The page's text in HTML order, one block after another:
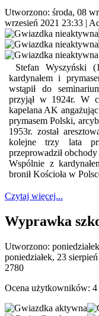
Utworzono: środa, 08
wrzesień 2021 23:33 |
Stefan Wyszyński
kardynałem i
wstąpił do
przyjął w 1924r. W
kapelana AK
prymasem Polski,
1953r. został
kolejne trzy lata
przeprowadził
Wspólnie z
bronił Kościoła w
Czytaj więcej...
Wyprawka
Utworzono:
poniedziałek, 23
2780
Ocena użytkowników: 4